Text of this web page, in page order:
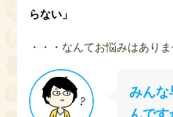
らない」
・・・なんてお悩みはあり
みんな